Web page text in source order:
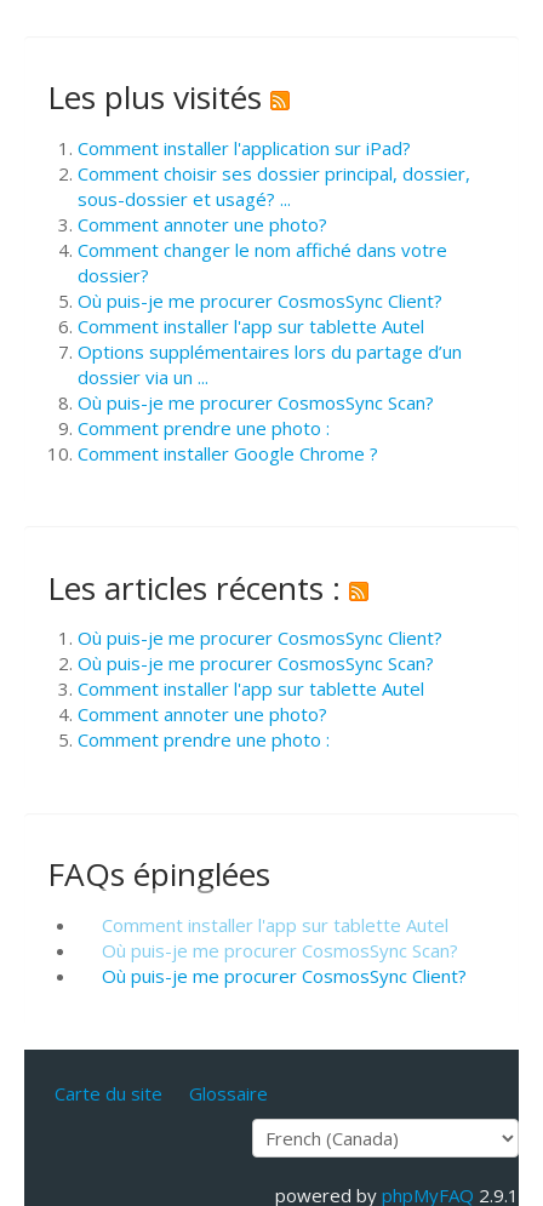
Les plus visités
Comment installer l'application sur iPad?
Comment choisir ses dossier principal, dossier,
sous-dossier et usagé? ...
Comment annoter une photo?
Comment changer le nom affiché dans votre
dossier?
Où puis-je me procurer CosmosSync Client?
Comment installer l'app sur tablette Autel
Options supplémentaires lors du partage d’un
dossier via un ...
Où puis-je me procurer CosmosSync Scan?
Comment prendre une photo :
Comment installer Google Chrome ?
Les articles récents :
Où puis-je me procurer CosmosSync Client?
Où puis-je me procurer CosmosSync Scan?
Comment installer l'app sur tablette Autel
Comment annoter une photo?
Comment prendre une photo :
FAQs épinglées
Comment installer l'app sur tablette Autel
Où puis-je me procurer CosmosSync Scan?
Où puis-je me procurer CosmosSync Client?
Carte du site Glossaire
powered by phpMyFAQ 2.9.1